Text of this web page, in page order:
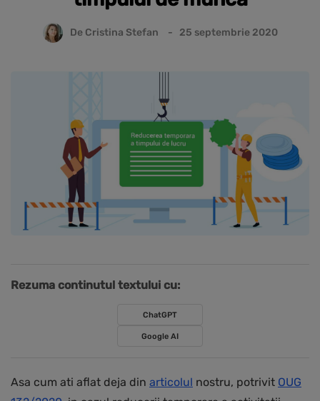
De Cristina Stefan 25 septembrie 2020
Rezuma continutul textului cu:
ChatGPT
Google AI
Asa cum ati aflat deja din articolul nostru, potrivit OUG